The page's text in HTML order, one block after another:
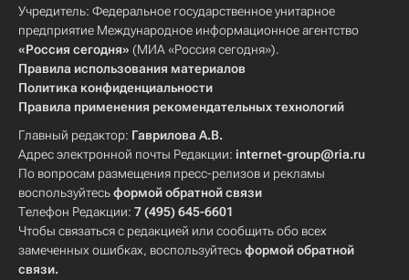
Учредитель: Федеральное государственное унитарное
предприятие Международное информационное агентство
«Россия сегодня» (МИА «Россия сегодня»).
Правила использования материалов
Политика конфиденциальности
Правила применения рекомендательных технологий
Главный редактор: Гаврилова А.В.
Адрес электронной почты Редакции: internet-group@ria.ru
По вопросам размещения пресс-релизов и рекламы
воспользуйтесьформой обратной связи
Телефон Редакции: 7 (495) 645-6601
Чтобы связаться с редакцией или сообщить обо всех
замеченных ошибках, воспользуйтесьформой обратной
связи.